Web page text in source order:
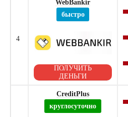
4
WebBankir
быстро
ПОЛУЧИТЬ
ДЕНЬГИ
CreditPlus
круглосуточно